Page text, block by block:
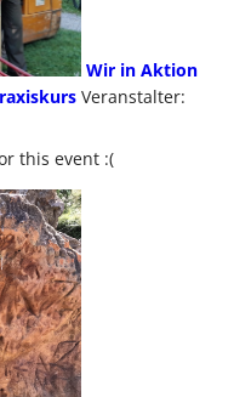
Wir in Aktion
Veranstalter:
this event :(